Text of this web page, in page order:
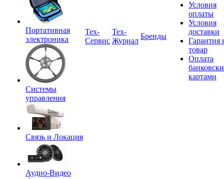
Портативная
электроника
Системы
управления
Связь и Локация
Аудио-Видео
Tex-
Сервис
Тех-
Журнал
Бренды
Условия
оплаты
Условия
доставки
Гарантия
товар
Оплата
картами